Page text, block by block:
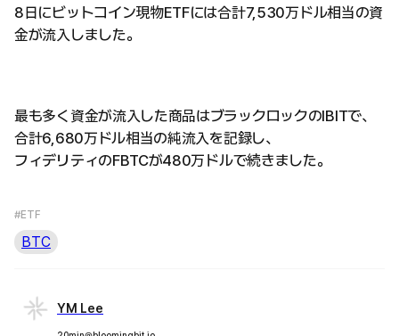
8日にビットコイン現物ETFには合計7,530万ドル相当の資
金が流入しました。
最も多く資金が流入した商品はブラックロックのIBITで、
合計6,680万ドル相当の純流入を記録し、
フィデリティのFBTCが480万ドルで続きました。
#ETF
BTC
YM Lee